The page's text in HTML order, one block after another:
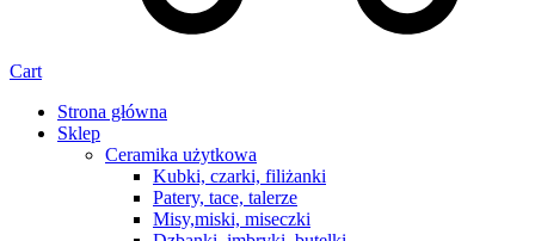
Cart
Strona główna
Sklep
Ceramika użytkowa
Kubki, czarki, filiżanki
Patery, tace, talerze
Misy,miski, miseczki